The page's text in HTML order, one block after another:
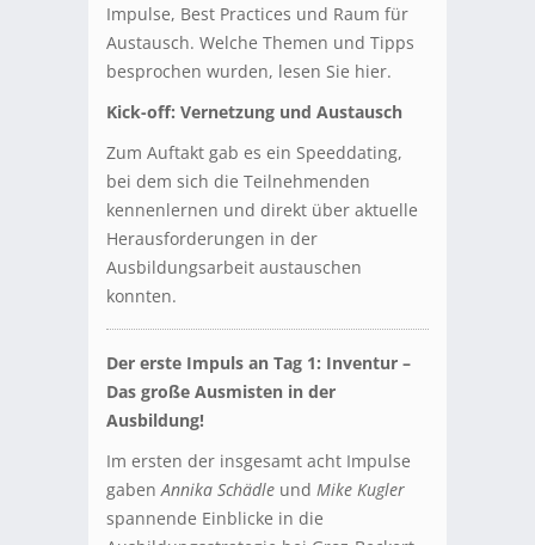
Impulse, Best Practices und Raum für
Austausch. Welche Themen und Tipps
besprochen wurden, lesen Sie hier.
Kick-off: Vernetzung und Austausch
Zum Auftakt gab es ein Speeddating,
bei dem sich die Teilnehmenden
kennenlernen und direkt über aktuelle
Herausforderungen in der
Ausbildungsarbeit austauschen
konnten.
Der erste Impuls an Tag 1: Inventur –
Das große Ausmisten in der
Ausbildung!
Im ersten der insgesamt acht Impulse
gabenAnnika Schädle und Mike Kugler
spannende Einblicke in die